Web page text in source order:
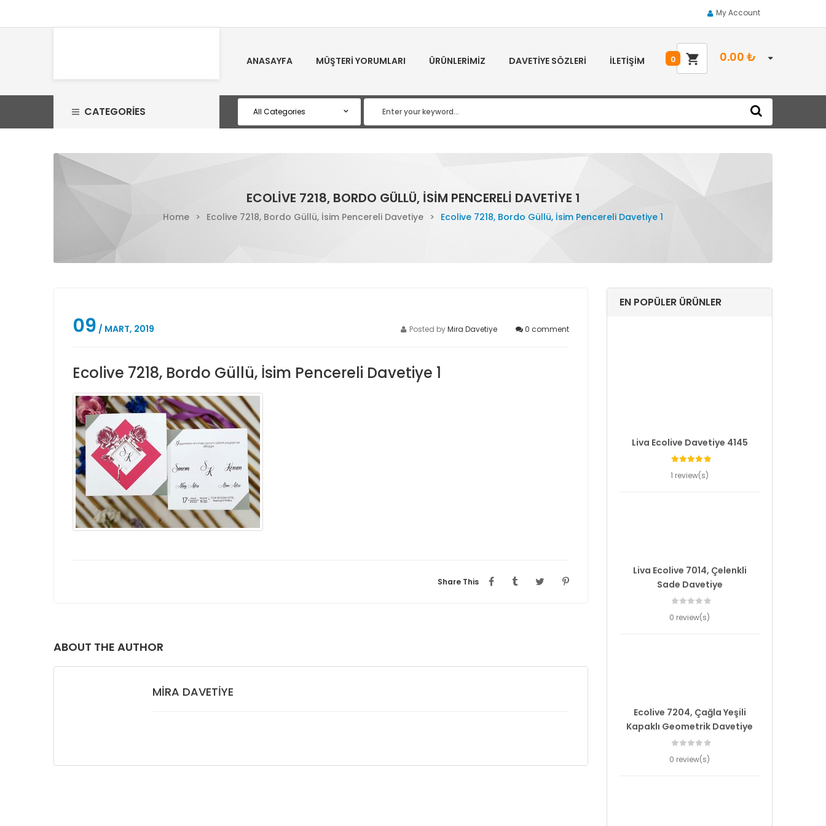
My Account
ANASAYFA MÜŞTERI YORUMLARI ÜRÜNLERIMIZ DAVETIYE SÖZLERI İLETIŞIM 0.00 ₺
0
CATEGORIES
ECOLIVE 7218, BORDO GÜLLÜ, İSIM PENCERELI DAVETIYE 1
Home > Ecolive 7218, Bordo Güllü, İsim Pencereli Davetiye > Ecolive 7218, Bordo Güllü, İsim Pencereli Davetiye 1
09 / MART, 2019 0 comment
Posted byMira Davetiye
Ecolive 7218, Bordo Güllü, İsim Pencereli Davetiye 1
Share This
ABOUT THE AUTHOR
MIRA DAVETIYE
EN POPÜLER ÜRÜNLER
Liva Ecolive Davetiye 4145
1 review(s)
Liva Ecolive 7014, Çelenkli
Sade Davetiye
0 review(s)
Ecolive 7204, Çağla Yeşili
Kapaklı Geometrik Davetiye
0 review(s)